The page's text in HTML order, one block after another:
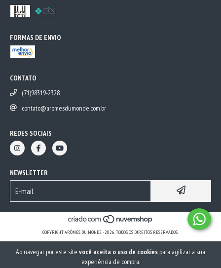
Ao navegar por este site você aceita o uso de cookies para agilizar a sua
experiência de compra.
FORMAS DE ENVIO
CONTATO
(71)98319-2328
contato@aromesdumonde.com.br
REDES SOCIAIS
NEWSLETTER
COPYRIGHT ARÔMES DU MONDE - 2026. TODOS OS DIREITOS RESERVADOS.